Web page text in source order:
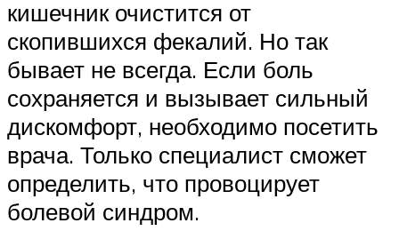
кишечник очистится от
скопившихся фекалий. Но так
бывает не всегда. Если боль
сохраняется и вызывает сильный
дискомфорт, необходимо посетить
врача. Только специалист сможет
определить, что провоцирует
болевой синдром.